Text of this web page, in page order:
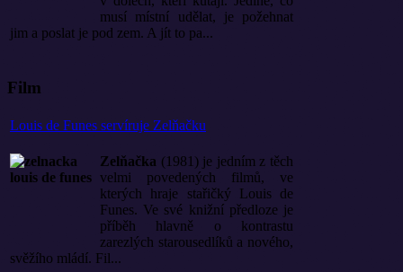
musí místní udělat, je požehnat
jim a poslat je pod zem. A jít to pa...
Film
Louis de Funes servíruje Zelňačku
Zelňačka (1981) je jedním z těch
velmi povedených filmů, ve
kterých hraje stařičký Louis de
Funes. Ve své knižní předloze je
příběh hlavně o kontrastu
zarezlých starousedlíků a nového,
svěžího mládí. Fil...